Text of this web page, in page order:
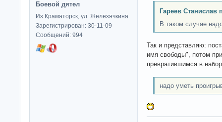
Боевой дятел
Из Краматорск, ул. Железячкина
Зарегистрирован: 30-11-09
Сообщений: 994
Гареев Станислав
В таком случае
Так и представляю:
имя свободы", потом
превратившимся в
надо уметь